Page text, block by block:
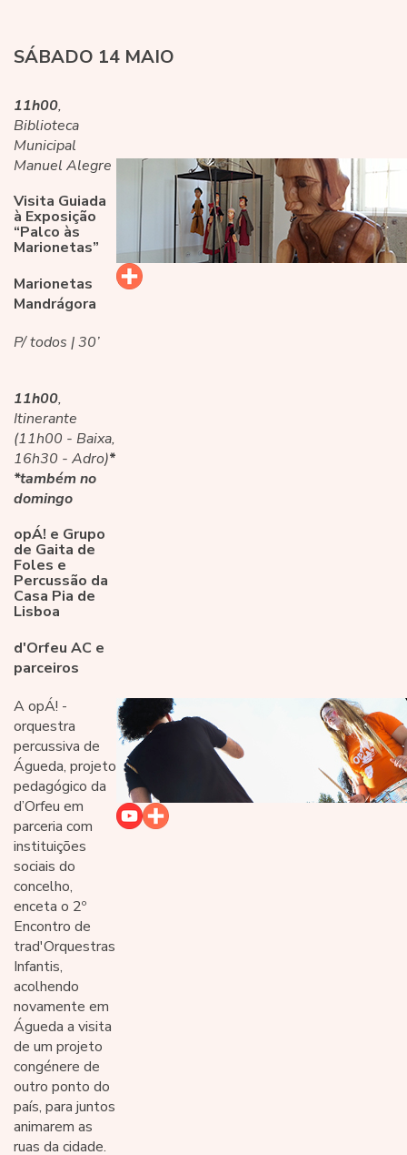
SÁBADO 14 MAIO
11h00,
Biblioteca
Municipal
Manuel Alegre
Visita Guiada
à Exposição
“Palco às
Marionetas”
Marionetas
Mandrágora
P/ todos | 30’
11h00,
Itinerante
(11h00 - Baixa,
16h30 - Adro)*
*também no
domingo
opÁ! e Grupo
de Gaita de
Foles e
Percussão da
Casa Pia de
Lisboa
d'Orfeu AC e
parceiros
A opÁ! -
orquestra
percussiva de
Águeda, projeto
pedagógico da
d’Orfeu em
parceria com
instituições
sociais do
concelho,
enceta o 2º
Encontro de
trad'Orquestras
Infantis,
acolhendo
novamente em
Águeda a visita
de um projeto
congénere de
outro ponto do
país, para juntos
animarem as
ruas da cidade.